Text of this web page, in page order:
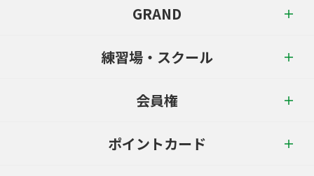
GRAND
練習場・スクール
会員権
ポイントカード